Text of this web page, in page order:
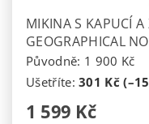
MIKINA S KAPUCÍ
GEOGRAPHICAL
Původně: 1 900 Kč
Ušetříte:301 Kč
1 599 Kč